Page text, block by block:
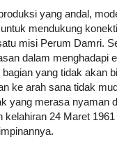
yang andal,
mendukung
misi Perum Damri.
dalam menghadapi
bagian yang tidak akan
ke arah sana tidak
yang merasa nyaman
kelahiran 24 Maret